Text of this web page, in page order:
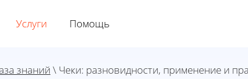
Услуги Помощь
знаний \ Чеки: разновидности, применение и